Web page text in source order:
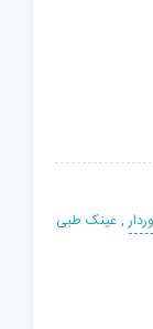
,عینک طبی